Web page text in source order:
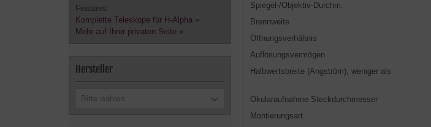
Spiegel-/Objektiv-Durchm.
Brennweite
Öffnungsverhältnis
Auflösungsvermögen
Halbwertsbreite (Angström), weniger als
Okularaufnahme Steckdurchmesser
Montierungsart
Features:
Komplette Teleskope für H-Alpha »
Mehr auf Ihrer privaten Seite »
Hersteller
Bitte wählen